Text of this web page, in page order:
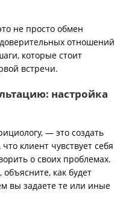
не просто обмен
отношений
которые стоит
встречи.
настройка
— это создать
клиент чувствует себя
о своих проблемах.
объясните, как будет
вы задаете те или иные